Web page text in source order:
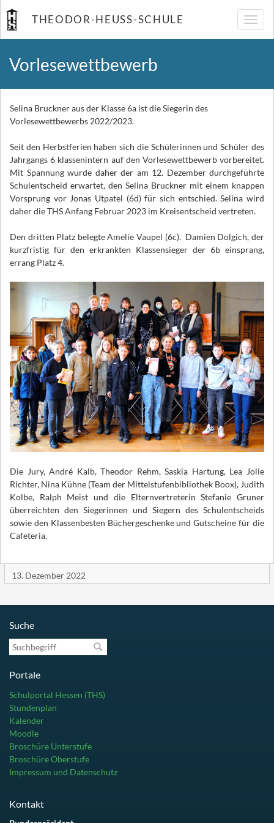
THEODOR-HEUSS-SCHULE
Vorlesewettbewerb
Selina Bruckner aus der Klasse 6a ist die Siegerin des
Vorlesewettbewerbs 2022/2023.
Seit den Herbstferien haben sich die Schülerinnen und Schüler des
Jahrgangs 6 klassenintern auf den Vorlesewettbewerb vorbereitet.
Mit Spannung wurde daher der am 12. Dezember durchgeführte
Schulentscheid erwartet, den Selina Bruckner mit einem knappen
Vorsprung vor Jonas Utpatel (6d) für sich entschied. Selina wird
daher die THS Anfang Februar 2023 im Kreisentscheid vertreten.
Den dritten Platz belegte Amelie Vaupel (6c). Damien Dolgich, der
kurzfristig für den erkrankten Klassensieger der 6b einsprang,
errang Platz 4.
Die Jury, André Kalb, Theodor Rehm, Saskia Hartung, Lea Jolie
Richter, Nina Kühne (Team der Mittelstufenbibliothek Boox), Judith
Kolbe, Ralph Meist und die Elternvertreterin Stefanie Gruner
überreichten den Siegerinnen und Siegern des Schulentscheids
sowie den Klassenbesten Büchergeschenke und Gutscheine für die
Cafeteria.
13. Dezember 2022
Suche
Suchbegriff
Portale
Schulportal Hessen (THS)
Stundenplan
Kalender
Moodle
Broschüre Unterstufe
Broschüre Oberstufe
Impressum und Datenschutz
Kontakt